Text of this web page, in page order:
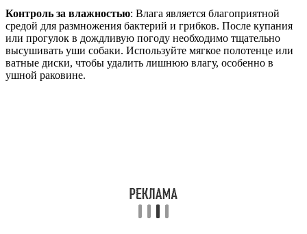
Контроль за влажностью: Влага является благоприятной
средой для размножения бактерий и грибков. После купания
или прогулок в дождливую погоду необходимо тщательно
высушивать уши собаки. Используйте мягкое полотенце или
ватные диски, чтобы удалить лишнюю влагу, особенно в
ушной раковине.